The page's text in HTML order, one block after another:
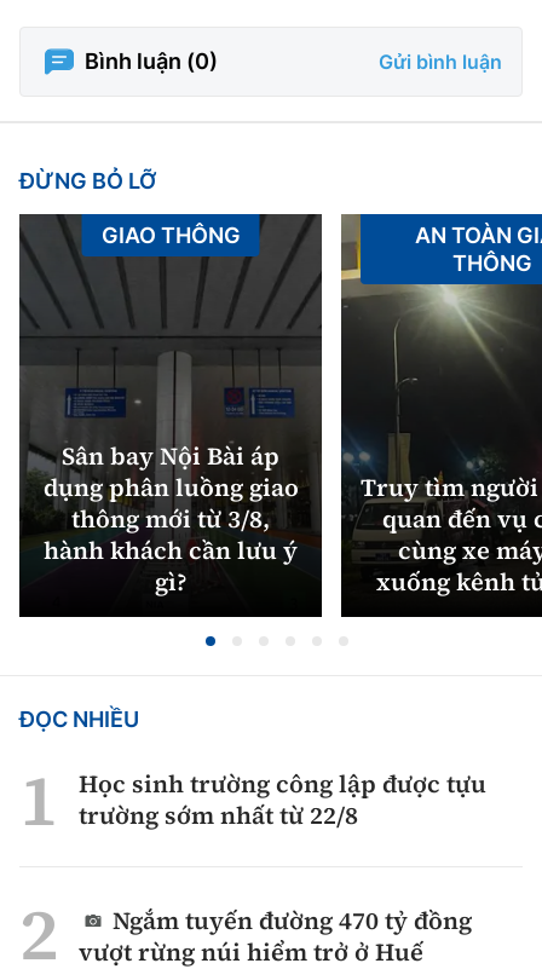
Bình luận (0) Gửi bình luận
ĐỪNG BỎ LỠ
Sân bay Nội Bài áp
dụng phân luồng giao
thông mới từ 3/8,
hành khách cần lưu ý
gì?
GIAO THÔNG
Truy tìm
quan đến vụ
cùng xe
xuống kênh
AN TOÀN
THÔNG
ĐỌC NHIỀU
Học sinh trường công lập được tựu
trường sớm nhất từ 22/8
Ngắm tuyến đường 470 tỷ đồng
vượt rừng núi hiểm trở ở Huế